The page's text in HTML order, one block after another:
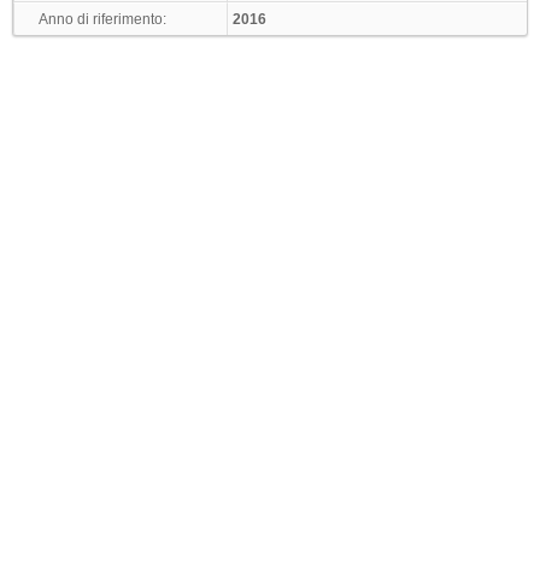
Anno di riferimento: 2016